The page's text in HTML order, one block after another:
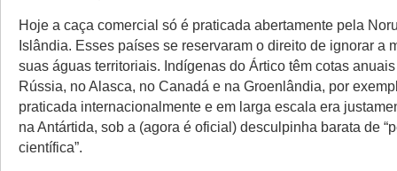
Hoje a caça comercial só é praticada abertamente pela
Islândia. Esses países se reservaram o direito de ignorar a
suas águas territoriais. Indígenas do Ártico têm cotas
Rússia, no Alasca, no Canadá e na Groenlândia, por
praticada internacionalmente e em larga escala era
na Antártida, sob a (agora é oficial) desculpinha barata de
científica”.